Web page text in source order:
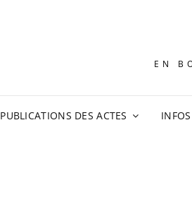
EN
PUBLICATIONS DES ACTES